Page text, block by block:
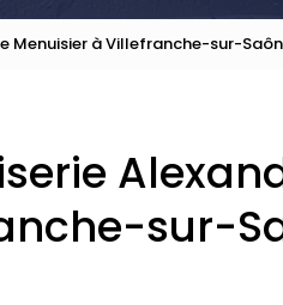
Menuisier à Villefranche-sur-
sur-